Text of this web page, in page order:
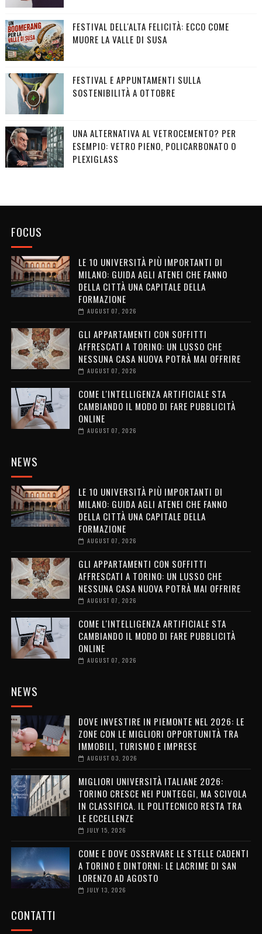
FESTIVAL DELL'ALTA FELICITÀ: ECCO COME
MUORE LA VALLE DI SUSA
FESTIVAL E APPUNTAMENTI SULLA
SOSTENIBILITÀ A OTTOBRE
UNA ALTERNATIVA AL VETROCEMENTO? PER
ESEMPIO: VETRO PIENO, POLICARBONATO O
PLEXIGLASS
FOCUS
LE 10 UNIVERSITÀ PIÙ IMPORTANTI DI
MILANO: GUIDA AGLI ATENEI CHE FANNO
DELLA CITTÀ UNA CAPITALE DELLA
FORMAZIONE
AUGUST 07, 2026
GLI APPARTAMENTI CON SOFFITTI
AFFRESCATI A TORINO: UN LUSSO CHE
NESSUNA CASA NUOVA POTRÀ MAI OFFRIRE
AUGUST 07, 2026
COME L'INTELLIGENZA ARTIFICIALE STA
CAMBIANDO IL MODO DI FARE PUBBLICITÀ
ONLINE
AUGUST 07, 2026
NEWS
LE 10 UNIVERSITÀ PIÙ IMPORTANTI DI
MILANO: GUIDA AGLI ATENEI CHE FANNO
DELLA CITTÀ UNA CAPITALE DELLA
FORMAZIONE
AUGUST 07, 2026
GLI APPARTAMENTI CON SOFFITTI
AFFRESCATI A TORINO: UN LUSSO CHE
NESSUNA CASA NUOVA POTRÀ MAI OFFRIRE
AUGUST 07, 2026
COME L'INTELLIGENZA ARTIFICIALE STA
CAMBIANDO IL MODO DI FARE PUBBLICITÀ
ONLINE
AUGUST 07, 2026
NEWS
DOVE INVESTIRE IN PIEMONTE NEL 2026: LE
ZONE CON LE MIGLIORI OPPORTUNITÀ TRA
IMMOBILI, TURISMO E IMPRESE
AUGUST 03, 2026
MIGLIORI UNIVERSITÀ ITALIANE 2026:
TORINO CRESCE NEI PUNTEGGI, MA SCIVOLA
IN CLASSIFICA. IL POLITECNICO RESTA TRA
LE ECCELLENZE
JULY 15, 2026
COME E DOVE OSSERVARE LE STELLE CADENTI
A TORINO E DINTORNI: LE LACRIME DI SAN
LORENZO AD AGOSTO
JULY 13, 2026
CONTATTI